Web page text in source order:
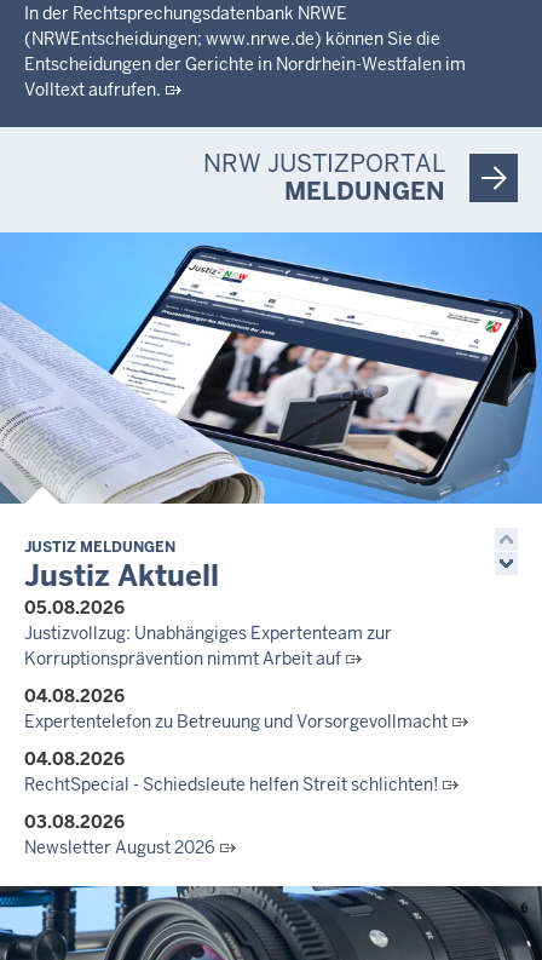
In der Rechtsprechungsdatenbank NRWE
(NRWEntscheidungen; www.nrwe.de) können Sie die
Entscheidungen der Gerichte in Nordrhein-Westfalen im
Volltext aufrufen.
NRW JUSTIZPORTAL
MELDUNGEN
JUSTIZ MELDUNGEN
Justiz Aktuell
05.08.2026
Justizvollzug: Unabhängiges Expertenteam zur
Korruptionsprävention nimmt Arbeit auf
04.08.2026
Expertentelefon zu Betreuung und Vorsorgevollmacht
04.08.2026
RechtSpecial - Schiedsleute helfen Streit schlichten!
03.08.2026
Newsletter August 2026
27.07.2026
Dein Mut findet Rückhalt: Die Justiz NRW unterstützt
Informationskampagne gegen häusliche Gewalt